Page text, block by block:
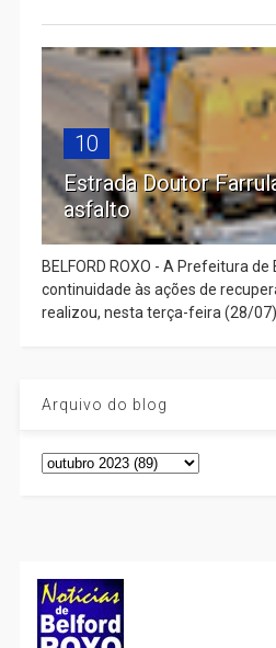
10
Estrada Doutor
asfalto
BELFORD ROXO - A Prefeitura
continuidade às ações de
realizou, nesta terça-feira (28/
Arquivo do blog